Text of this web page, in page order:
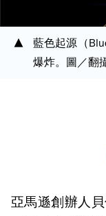
藍色起源（
爆炸。圖／翻
亞馬遜創辦人